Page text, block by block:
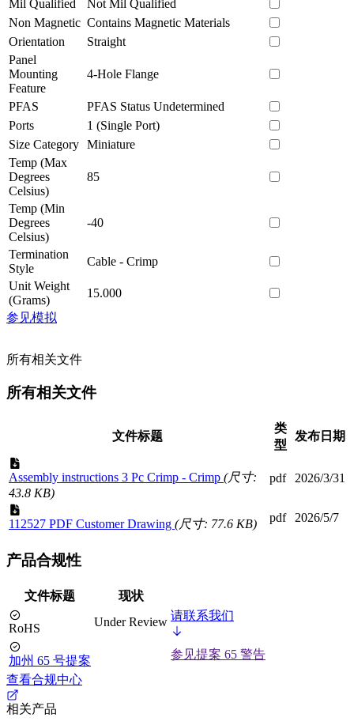
Mil Qualified
Not Mil Qualified
Non Magnetic Contains Magnetic Materials
Orientation
Straight
Panel
Mounting
Feature
4-Hole Flange
PFAS
PFAS Status Undetermined
Ports
1 (Single Port)
Size Category Miniature
Temp (Max
Degrees
Celsius)
85
Temp (Min
Degrees
Celsius)
-40
Termination
Style
Cable - Crimp
Unit Weight
(Grams)
15.000
参见模拟
所有相关文件
所有相关文件
文件标题
类
型
发布日期
Assembly instructions 3 Pc Crimp - Crimp (尺寸:
43.8 KB)
pdf 2026/3/31
112527 PDF Customer Drawing (尺寸: 77.6 KB) pdf 2026/5/7
产品合规性
文件标题 现状
RoHS Under Review 请联系我们
加州 65 号提案
参见提案 65 警告
查看合规中心
相关产品